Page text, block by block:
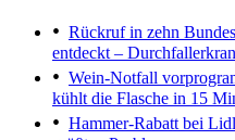
Rückruf in zehn
entdeckt –
Wein-Notfall
kühlt die Flasche in 15
Hammer-Rabatt bei Lidl